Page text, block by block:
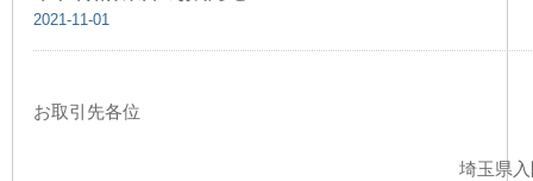
2021-11-01
お取引先各位
埼玉県